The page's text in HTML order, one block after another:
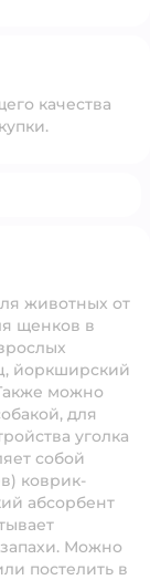
качества
животных от
щенков в
йоркширский
можно
для
уголка
собой
коврик-
абсорбент
Можно
постелить в